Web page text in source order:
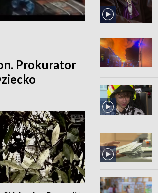
Prokurator